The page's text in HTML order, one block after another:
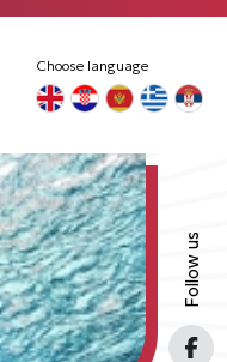
Choose language
Follow us